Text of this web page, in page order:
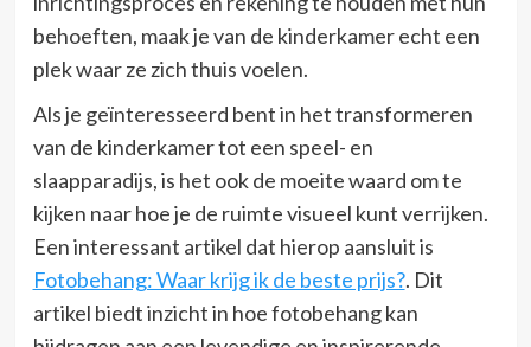
behoeften, maak je van de kinderkamer echt een
plek waar ze zich thuis voelen.
Als je geïnteresseerd bent in het transformeren
van de kinderkamer tot een speel- en
slaapparadijs, is het ook de moeite waard om te
kijken naar hoe je de ruimte visueel kunt verrijken.
Een interessant artikel dat hierop aansluit is
Fotobehang: Waar krijg ik de beste prijs?. Dit
artikel biedt inzicht in hoe fotobehang kan